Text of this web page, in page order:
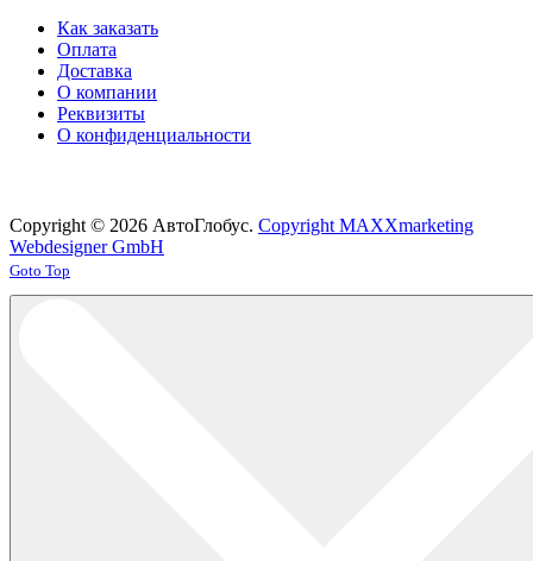
Как заказать
Оплата
Доставка
О компании
Реквизиты
О конфиденциальности
Copyright © 2026 АвтоГлобус. Copyright MAXXmarketing
Webdesigner GmbH
Joomla! 3 Templates
Goto Top